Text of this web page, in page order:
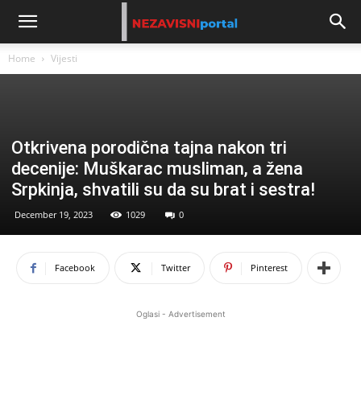
Home Vijesti
Otkrivena porodična tajna nakon tri
decenije: Muškarac musliman, a žena
Srpkinja, shvatili su da su brat i sestra!
December 19, 2023 1029 0
Facebook Twitter Pinterest
Oglasi - Advertisement